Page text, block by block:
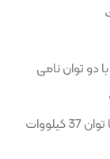
دو توان نامی
دارای مقاوت ترمز تعبیه شده داخل درایو تا توان 37 کیلووات